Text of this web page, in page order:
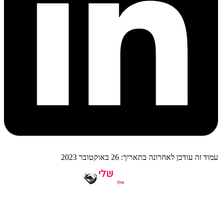
עמוד זה עודכן לאחרונה בתאריך: 26 באוקטובר 2023